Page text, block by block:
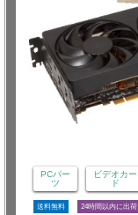
PCパー
ツ
ビデオカー
ド
送料無料 24時間以内に出荷